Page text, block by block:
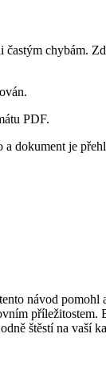
chybám.
PDF.
a dokument je
návod
příležitostem.
štěstí na vaší